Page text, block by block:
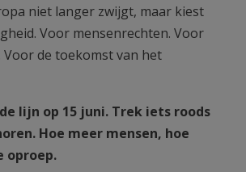
niet langer zwijgt, maar kiest
Voor mensenrechten. Voor
Voor de toekomst van het
lijn op 15 juni. Trek iets roods
Hoe meer mensen, hoe
oproep.